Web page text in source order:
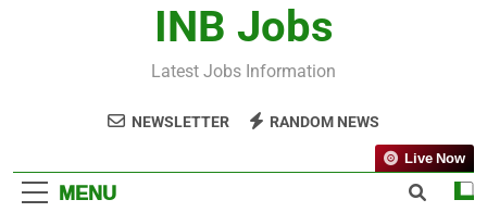
INB Jobs
Latest Jobs Information
NEWSLETTER RANDOM NEWS
MENU
Live Now